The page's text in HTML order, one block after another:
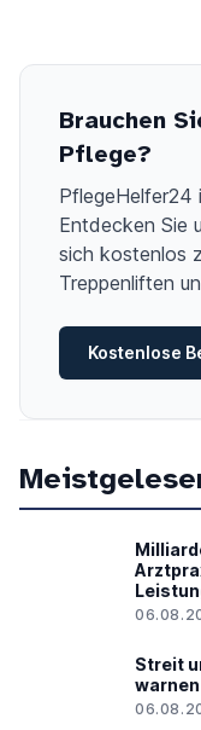
Brauchen
Pflege?
PflegeHelfer24
Entdecken Sie
sich kostenlos
Treppenliften
Kostenlose
Streit